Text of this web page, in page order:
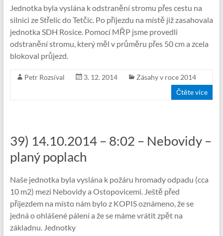
Jednotka byla vyslána k odstranění stromu přes cestu na
silnici ze Střelic do Tetčic. Po příjezdu na místě již zasahovala
jednotka SDH Rosice. Pomocí MŘP jsme provedli
odstranění stromu, který měl v průměru přes 50 cm a zcela
blokoval průjezd.
Petr Rozsíval 3. 12. 2014
Zásahy v roce 2014
Čtěte více
39) 14.10.2014 – 8:02 – Nebovidy –
planý poplach
Naše jednotka byla vyslána k požáru hromady odpadu (cca
10 m2) mezi Nebovidy a Ostopovicemi. Ještě před
příjezdem na místo nám bylo z KOPIS oznámeno, že se
jedná o ohlášené pálení a že se máme vrátit zpět na
základnu. Jednotky